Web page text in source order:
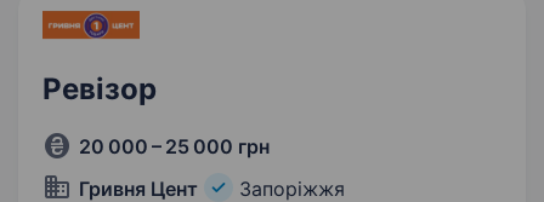
Ревізор
20 000 – 25 000 грн
Гривня Цент
Запоріжжя